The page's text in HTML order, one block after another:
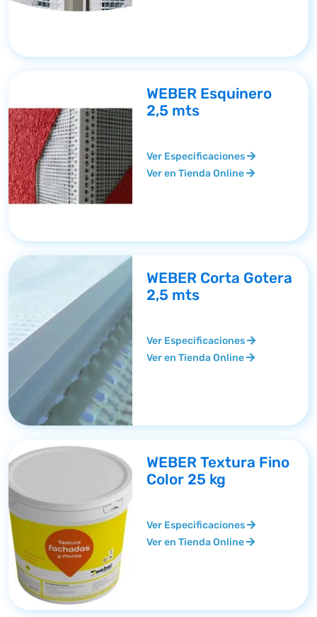
WEBER Esquinero
2,5 mts
Ver Especificaciones
Ver en Tienda Online
WEBER Corta Gotera
2,5 mts
Ver Especificaciones
Ver en Tienda Online
WEBER Textura Fino
Color 25 kg
Ver Especificaciones
Ver en Tienda Online